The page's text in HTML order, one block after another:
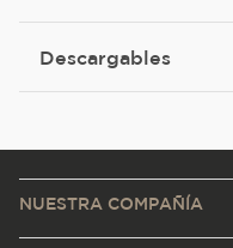
Descargables
NUESTRA COMPAÑÍA